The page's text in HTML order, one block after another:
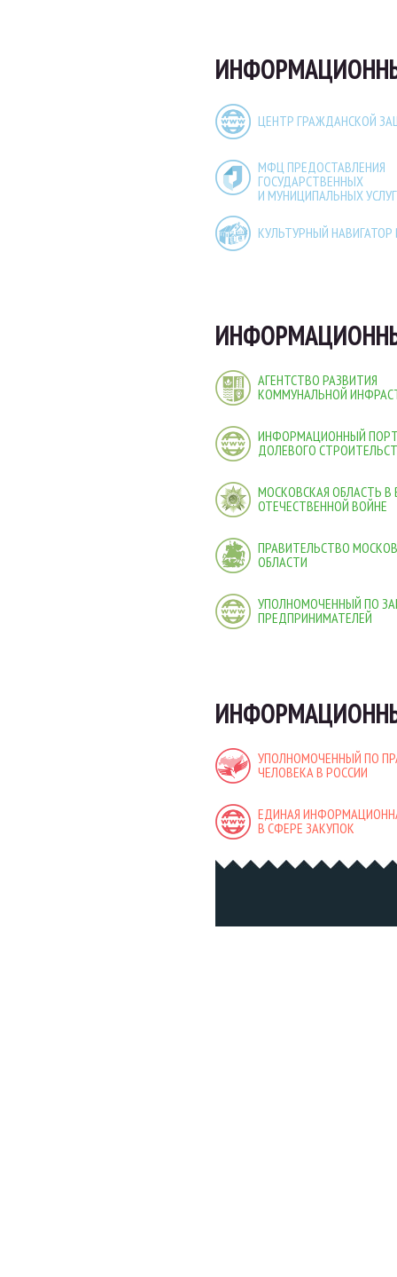
ЦЕНТР ГРАЖДАНСКОЙ
МФЦ ПРЕДОСТАВЛЕНИЯ
ГОСУДАРСТВЕННЫХ
И МУНИЦИПАЛЬНЫХ УСЛУГ
КУЛЬТУРНЫЙ
АГЕНТСТВО РАЗВИТИЯ
КОММУНАЛЬНОЙ
ИНФОРМАЦИОННЫЙ
ДОЛЕВОГО
МОСКОВСКАЯ ОБЛАСТЬ В
ОТЕЧЕСТВЕННОЙ ВОЙНЕ
ПРАВИТЕЛЬСТВО
ОБЛАСТИ
УПОЛНОМОЧЕННЫЙ ПО
ПРЕДПРИНИМАТЕЛЕЙ
УПОЛНОМОЧЕННЫЙ ПО
ЧЕЛОВЕКА В РОССИИ
ЕДИНАЯ
В СФЕРЕ ЗАКУПОК